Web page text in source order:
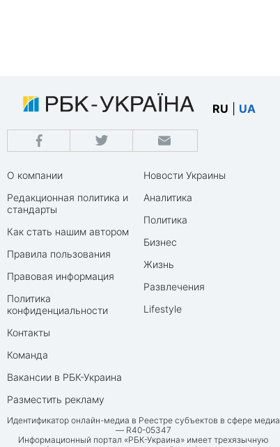
RU UA
О компании
Редакционная политика и
стандарты
Как стать нашим автором
Правила пользования
Правовая информация
Политика
конфиденциальности
Контакты
Команда
Вакансии в РБК-Украина
Разместить рекламу
Новости Украины
Аналитика
Политика
Бизнес
Жизнь
Развлечения
Lifestyle
Идентификатор онлайн-медиа в Реестре субъектов в сфере медиа
— R40-05347
Информационный портал «РБК-Украина» имеет трехязычную